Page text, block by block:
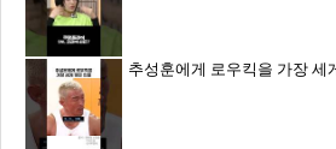
추성훈에게 로우킥을 가장 세